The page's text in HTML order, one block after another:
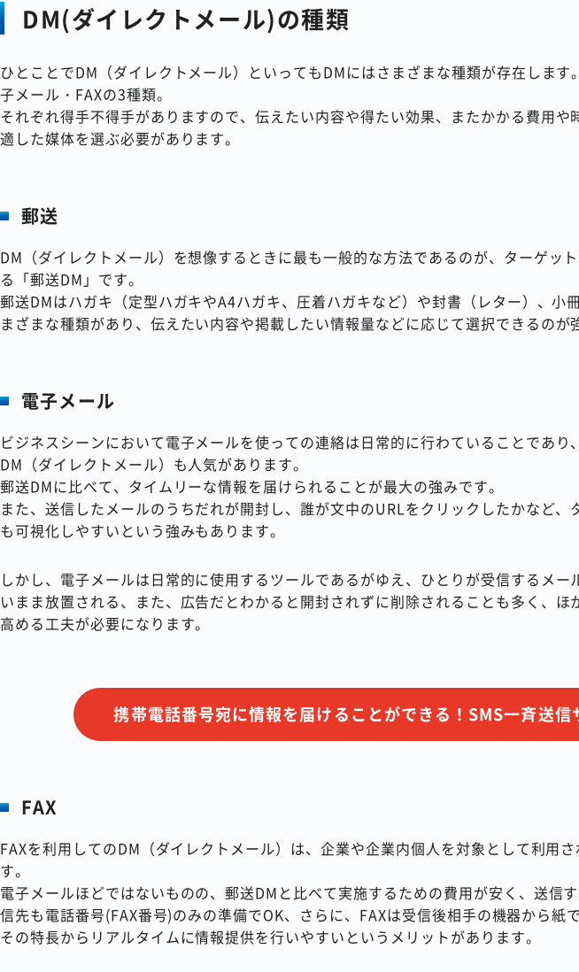
DM(ダイレクトメール)の種類
ひとことでDM（ダイレクトメール）といってもDMにはさまざまな種類が存在します
子メール・FAXの3種類。
それぞれ得手不得手がありますので、伝えたい内容や得たい効果、またかかる費用や
適した媒体を選ぶ必要があります。
郵送
DM（ダイレクトメール）を想像するときに最も一般的な方法であるのが、ターゲッ
る「郵送DM」です。
郵送DMはハガキ（定型ハガキやA4ハガキ、圧着ハガキなど）や封書（レター）、小
まざまな種類があり、伝えたい内容や掲載したい情報量などに応じて選択できるのが
電子メール
ビジネスシーンにおいて電子メールを使っての連絡は日常的に行わていることであり
DM（ダイレクトメール）も人気があります。
郵送DMに比べて、タイムリーな情報を届けられることが最大の強みです。
また、送信したメールのうちだれが開封し、誰が文中のURLをクリックしたかなど、
も可視化しやすいという強みもあります。
しかし、電子メールは日常的に使用するツールであるがゆえ、ひとりが受信するメー
いまま放置される、また、広告だとわかると開封されずに削除されることも多く、ほ
高める工夫が必要になります。
携帯電話番号宛に情報を届けることができる！SMS一斉送信
FAX
FAXを利用してのDM（ダイレクトメール）は、企業や企業内個人を対象として利用
す。
電子メールほどではないものの、郵送DMと比べて実施するための費用が安く、送信
信先も電話番号(FAX番号)のみの準備でOK、さらに、FAXは受信後相手の機器から紙
その特長からリアルタイムに情報提供を行いやすいというメリットがあります。